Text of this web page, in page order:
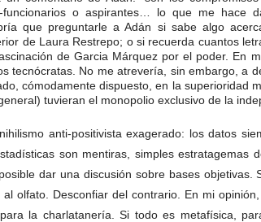
funcionarios o aspirantes… lo que me hace
que preguntarle a Adán si sabe algo
de Laura Restrepo; o si recuerda cuantos
de Garcia Márquez por el poder. En
tecnócratas. No me atrevería, sin embargo, a
cómodamente dispuesto, en la superioridad
tuvieran el monopolio exclusivo de la
anti-positivista exagerado: los datos
son mentiras, simples estratagemas
dar una discusión sobre bases objetivas.
olfato. Desconfiar del contrario. En mi
la charlatanería. Si todo es metafísica,